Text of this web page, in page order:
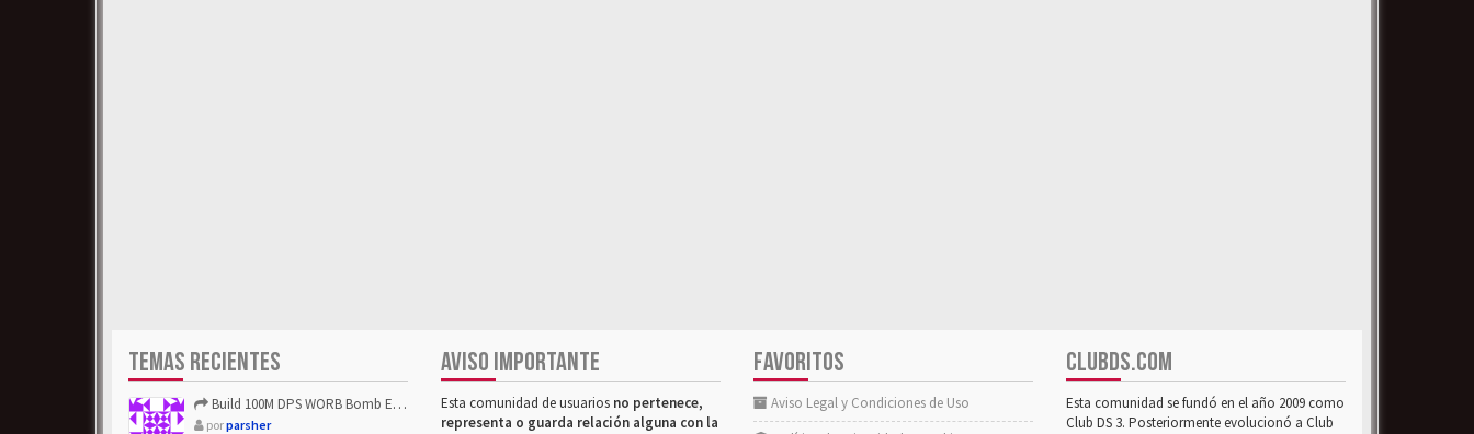
TEMAS RECIENTES
Build 100M DPS WORB Bomb Elementalist Fast - Grab POE Curren...
porparsher
AVISO IMPORTANTE
Esta comunidad de usuarios no pertenece,
representa o guarda relación alguna con la
FAVORITOS
Aviso Legal y Condiciones de Uso
CLUBDS.COM
Esta comunidad se fundó en el año 2009 como
Club DS 3. Posteriormente evolucionó a Club